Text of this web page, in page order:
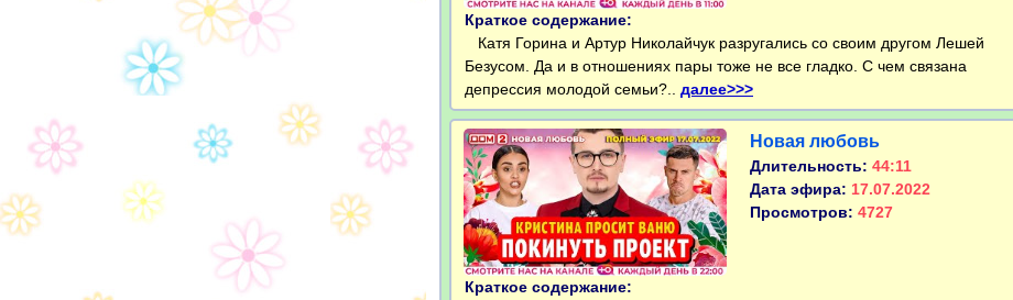
Краткое содержание:
Катя Горина и Артур Николайчук разругались со своим другом Лешей
Безусом. Да и в отношениях пары тоже не все гладко. С чем связана
депрессия молодой семьи?.. далее>>>
Новая любовь
Длительность: 44:11
Дата эфира: 17.07.2022
Просмотров: 4727
Краткое содержание: